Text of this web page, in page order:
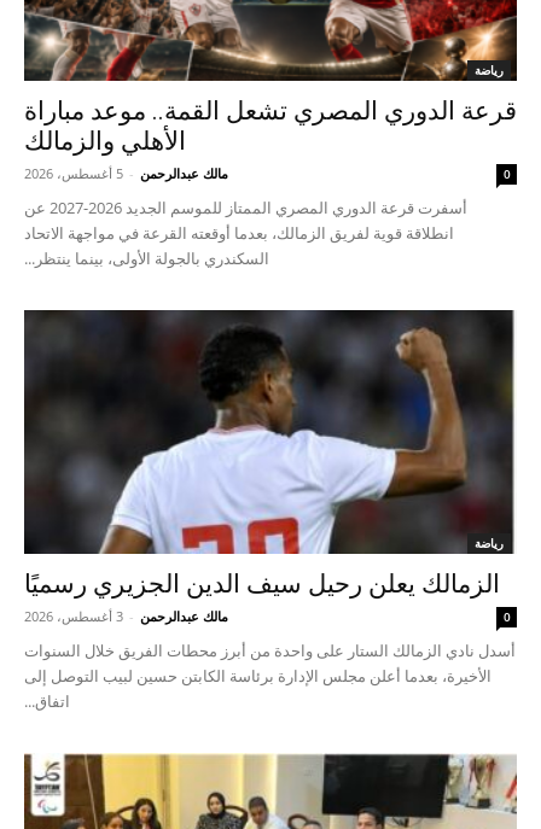
رياضة
قرعة الدوري المصري تشعل القمة.. موعد مباراة
الأهلي والزمالك
مالك عبدالرحمن - 5 أغسطس، 2026 0
أسفرت قرعة الدوري المصري الممتاز للموسم الجديد 2026-2027 عن
انطلاقة قوية لفريق الزمالك، بعدما أوقعته القرعة في مواجهة الاتحاد
السكندري بالجولة الأولى، بينما ينتظر...
رياضة
الزمالك يعلن رحيل سيف الدين الجزيري رسميًا
مالك عبدالرحمن - 3 أغسطس، 2026 0
أسدل نادي الزمالك الستار على واحدة من أبرز محطات الفريق خلال السنوات
الأخيرة، بعدما أعلن مجلس الإدارة برئاسة الكابتن حسين لبيب التوصل إلى
اتفاق...